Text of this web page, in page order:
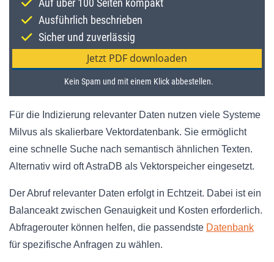
Für die Indizierung relevanter Daten nutzen viele Systeme
Milvus als skalierbare Vektordatenbank. Sie ermöglicht
eine schnelle Suche nach semantisch ähnlichen Texten.
Alternativ wird oft AstraDB als Vektorspeicher eingesetzt.
Der Abruf relevanter Daten erfolgt in Echtzeit. Dabei ist ein
Balanceakt zwischen Genauigkeit und Kosten erforderlich.
Abfragerouter können helfen, die passendste Datenbank
für spezifische Anfragen zu wählen.